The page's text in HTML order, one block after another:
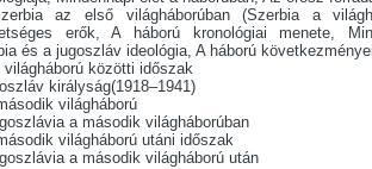
az első világháborúban (Szerbia a
erők, A háború kronológiai menete,
és a jugoszláv ideológia, A háború
világháború közötti időszak
királyság(1918–1941)
világháború
a második világháborúban
világháború utáni időszak
a második világháború után